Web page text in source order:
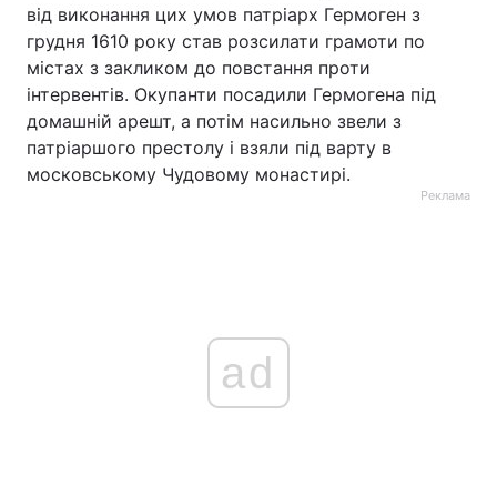
від виконання цих умов патріарх Гермоген з
грудня 1610 року став розсилати грамоти по
містах з закликом до повстання проти
інтервентів. Окупанти посадили Гермогена під
домашній арешт, а потім насильно звели з
патріаршого престолу і взяли під варту в
московському Чудовому монастирі.
Реклама
ad